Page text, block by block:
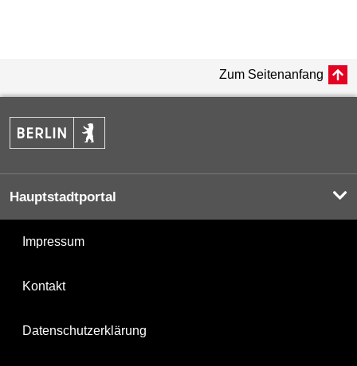
Zum Seitenanfang
Hauptstadtportal
Impressum
Kontakt
Datenschutzerklärung